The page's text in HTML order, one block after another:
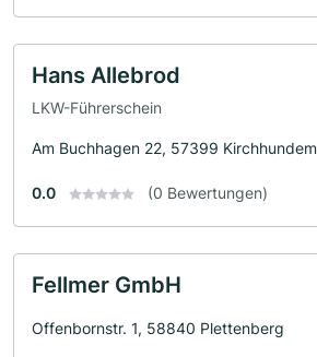
Hans Allebrod
LKW-Führerschein
Am Buchhagen 22, 57399 Kirchhundem
0.0 (0 Bewertungen)
Fellmer GmbH
Offenbornstr. 1, 58840 Plettenberg